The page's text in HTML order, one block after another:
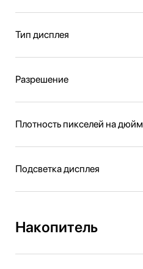
Тип дисплея
Разрешение
Плотность пикселей на дюйм
Подсветка дисплея
Накопитель